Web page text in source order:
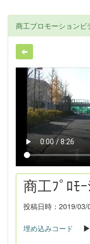
商工プロモーションビ
商工ﾌﾟﾛﾓ
投稿日時：2019/
埋め込みコード